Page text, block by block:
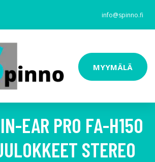
info@spinno.fi
MYYMÄLÄ
EAR PRO FA-H150
STEREO